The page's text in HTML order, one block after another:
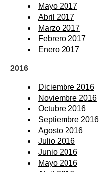
Mayo 2017
Abril 2017
Marzo 2017
Febrero 2017
Enero 2017
2016
Diciembre 2016
Noviembre 2016
Octubre 2016
Septiembre 2016
Agosto 2016
Julio 2016
Junio 2016
Mayo 2016